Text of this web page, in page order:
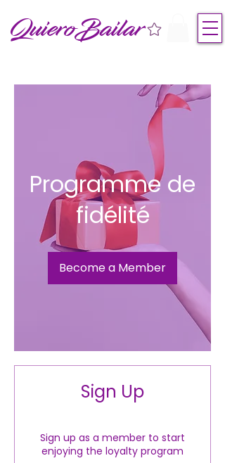
QuieroBailar
Programme de
fidélité
Become a Member
Sign Up
Sign up as a member to start
enjoying the loyalty program